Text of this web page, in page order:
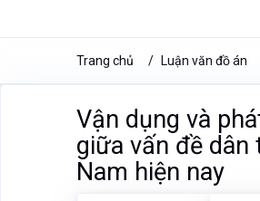
Trang chủ Luận văn đồ án
Vận dụng và
giữa vấn đề
Nam hiện nay